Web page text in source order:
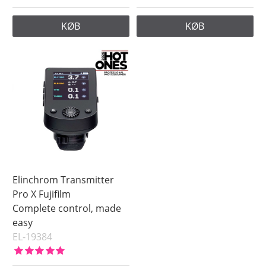
KØB KØB
Elinchrom Transmitter
Pro X Fujifilm
Complete control, made
easy
EL-19384